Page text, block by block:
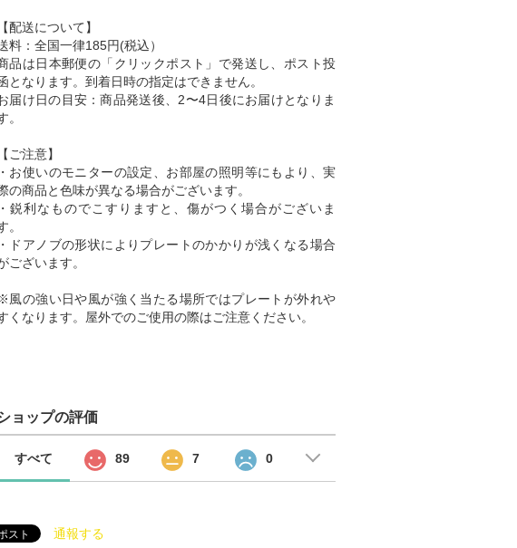
【配送について】
料：全国一律185円(税込）
品は日本郵便の「クリックポスト」で発送し、ポスト投
となります。到着日時の指定はできません。
届け日の目安：商品発送後、2〜4日後にお届けとなりま
。
【ご注意】
・お使いのモニターの設定、お部屋の照明等にもより、実
の商品と色味が異なる場合がございます。
・鋭利なものでこすりますと、傷がつく場合がございま
。
・ドアノブの形状によりプレートのかかりが浅くなる場合
ございます。
風の強い日や風が強く当たる場所ではプレートが外れや
くなります。屋外でのご使用の際はご注意ください。
ョップの評価
すべて 89 7 0
通報する